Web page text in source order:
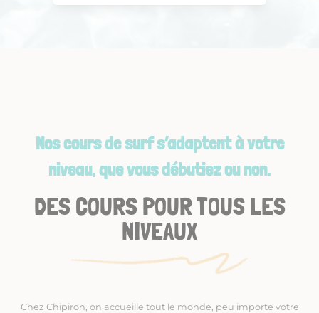
Nos cours de surf s’adaptent à votre
niveau, que vous débutiez ou non.
DES COURS POUR TOUS LES
NIVEAUX
Chez Chipiron, on accueille tout le monde, peu importe votre